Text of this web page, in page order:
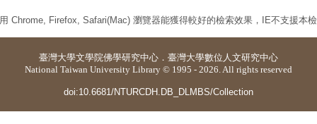
Chrome, Firefox, Safari(Mac) 瀏覽器能獲得較好的檢索效果，IE不支援本檢
臺灣大學文學院佛學研究中心 ． 臺灣大學數位人文研究中心
National Taiwan University Library © 1995 - 2026. All rights reserved
doi:10.6681/NTURCDH.DB_DLMBS/Collection